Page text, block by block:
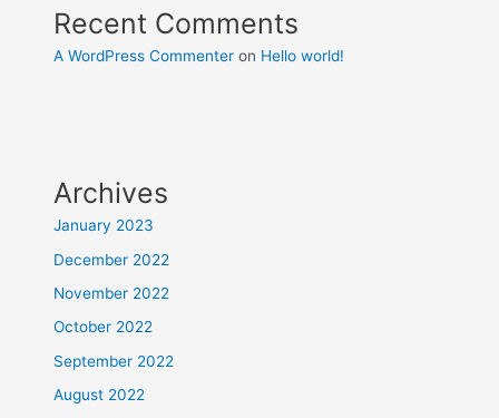
Recent Comments
A WordPress Commenter on Hello world!
Archives
January 2023
December 2022
November 2022
October 2022
September 2022
August 2022